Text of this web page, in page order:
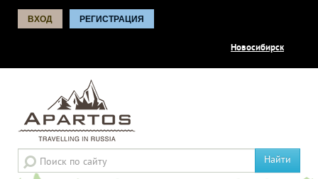
ВХОД РЕГИСТРАЦИЯ
Новосибирск
Найти